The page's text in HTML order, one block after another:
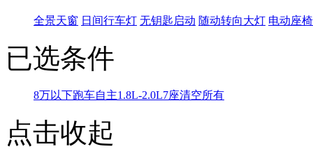
全景天窗 日间行车灯 无钥匙启动 随动转向大灯 电动座椅
已选条件
8万以下跑车自主1.8L-2.0L7座清空所有
点击收起